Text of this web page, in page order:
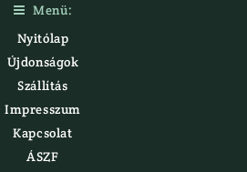

Menü:
Nyitólap
Újdonságok
Szállítás
Impresszum
Kapcsolat
ÁSZF